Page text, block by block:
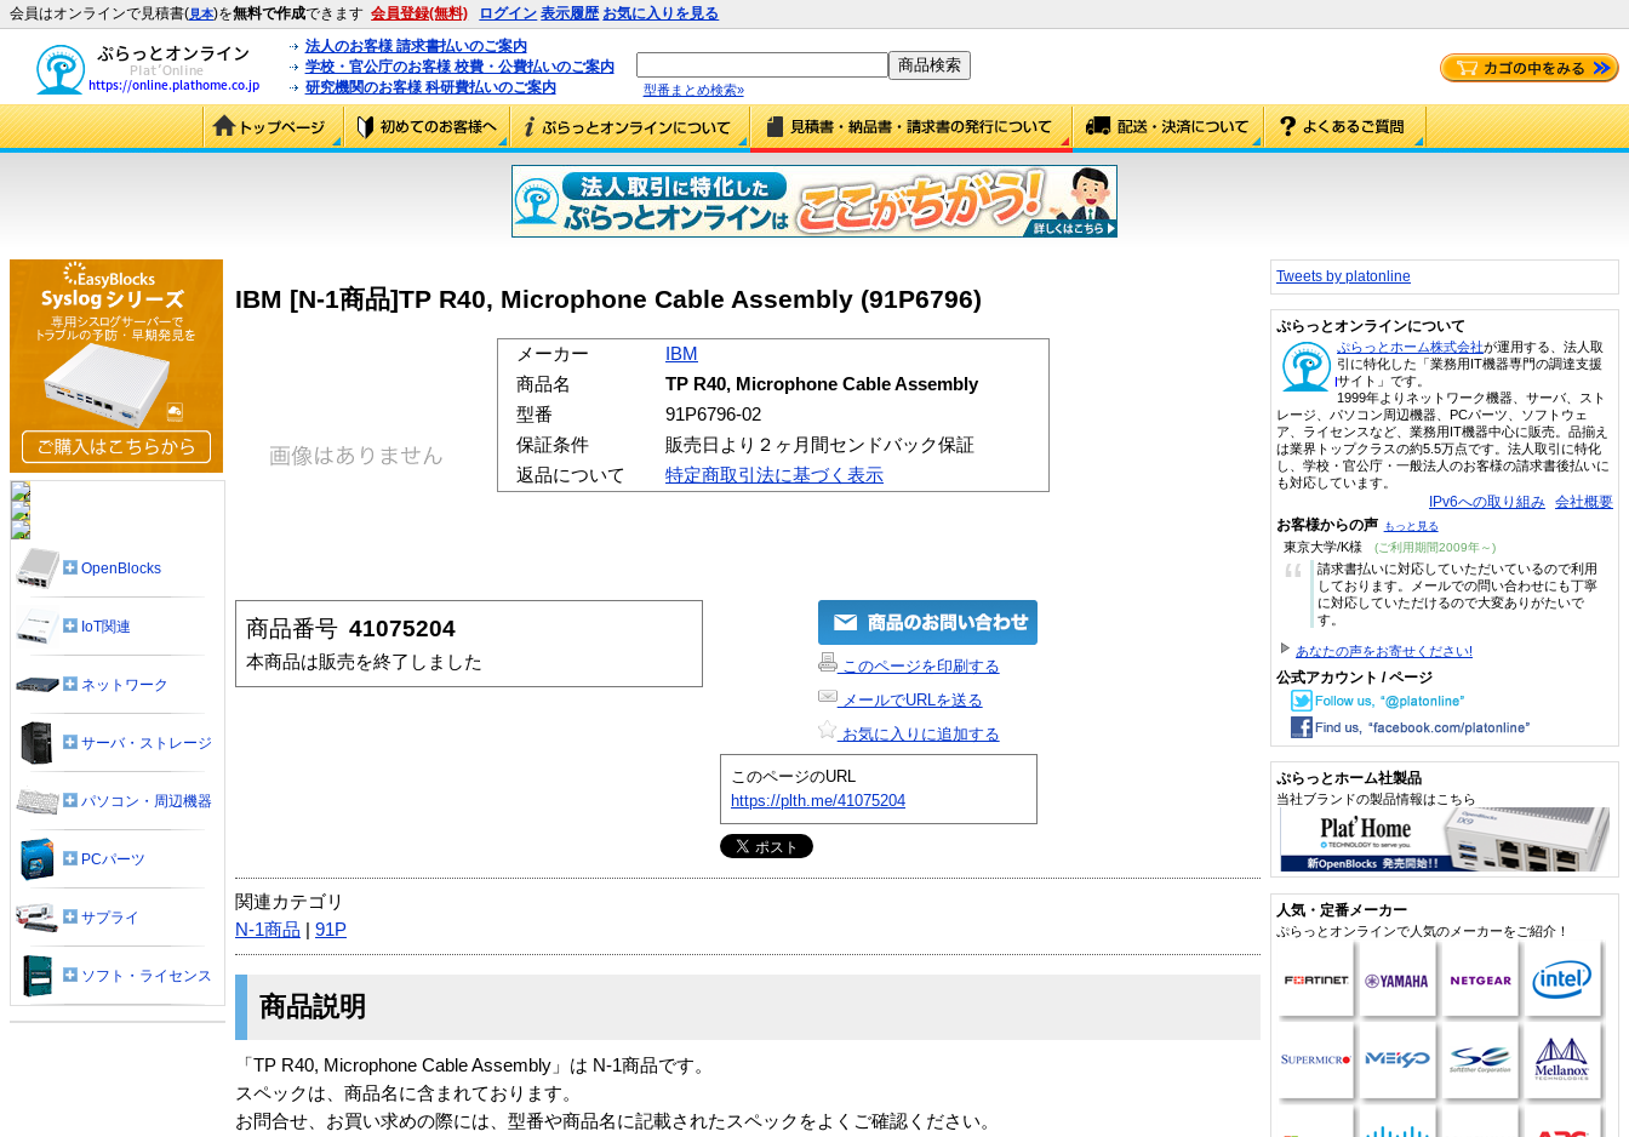
会員はオンラインで見積書(見本)を無料で作成できます 会員登録(無料) ログイン 表示履歴 お気に入りを見る
法人のお客様 請求書払いのご案内
学校・官公庁のお客様 校費・公費払いのご案内
研究機関のお客様 科研費払いのご案内
型番まとめ検索»
IBM [N-1商品]TP R40, Microphone Cable Assembly (91P6796)
メーカー
IBM
商品名
TP R40, Microphone Cable Assembly
型番
91P6796-02
保証条件
販売日より２ヶ月間センドバック保証
返品について
特定商取引法に基づく表示
商品番号 41075204
本商品は販売を終了しました
このページを印刷する
メールでURLを送る
お気に入りに追加する
このページのURL
https://plth.me/41075204
関連カテゴリ
N-1商品
91P
商品説明
「TP R40, Microphone Cable Assembly」は N-1商品です。
スペックは、商品名に含まれております。
お問合せ、お買い求めの際には、型番や商品名に記載されたスペックをよくご確認ください。
OpenBlocks
IoT関連
ネットワーク
サーバ・ストレージ
パソコン・周辺機器
PCパーツ
サプライ
ソフト・ライセンス
Tweets by platonline
ぷらっとオンラインについて
ぷらっとホーム株式会社が運用する、法人取
引に特化した「業務用IT機器専門の調達支援
サイト」です。
1999年よりネットワーク機器、サーバ、スト
レージ、パソコン周辺機器、PCパーツ、ソフトウェ
ア、ライセンスなど、業務用IT機器中心に販売。品揃え
は業界トップクラスの約5.5万点です。法人取引に特化
し、学校・官公庁・一般法人のお客様の請求書後払いに
も対応しています。
IPv6への取り組み 会社概要
お客様からの声 もっと見る
東京大学/K様 (ご利用期間2009年～)
“
請求書払いに対応していただいているので利用
しております。メールでの問い合わせにも丁寧
に対応していただけるので大変ありがたいで
す。
あなたの声をお寄せください!
公式アカウント / ページ
ぷらっとホーム社製品
当社ブランドの製品情報はこちら
人気・定番メーカー
ぷらっとオンラインで人気のメーカーをご紹介！